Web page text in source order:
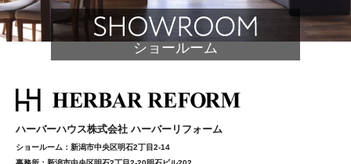
ショールーム
ハーバーハウス株式会社 ハーバーリフォーム
ショールーム：新潟市中央区明石2丁目2-14